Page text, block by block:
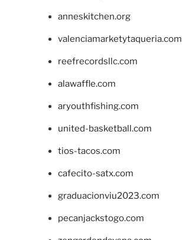
anneskitchen.org
valenciamarketytaqueria.com
reefrecordsllc.com
alawaffle.com
aryouthfishing.com
united-basketball.com
tios-tacos.com
cafecito-satx.com
graduacionviu2023.com
pecanjackstogo.com